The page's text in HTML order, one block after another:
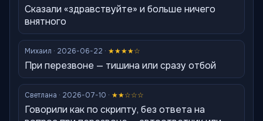
Сказали «здравствуйте» и больше ничего
внятного
Михаил · 2026-06-22 · ★★★★☆
При перезвоне — тишина или сразу отбой
Светлана · 2026-07-10 · ★★☆☆☆
Говорили как по скрипту, без ответа на